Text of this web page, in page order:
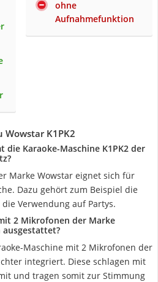
ohne
Aufnahmefunktion
K1PK2
die Karaoke-Maschine K1PK2 der
Marke Wowstar eignet sich für
Dazu gehört zum Beispiel die
Verwendung auf Partys.
2 Mikrofonen der Marke
Maschine mit 2 Mikrofonen der
integriert. Diese schlagen mit
und tragen somit zur Stimmung